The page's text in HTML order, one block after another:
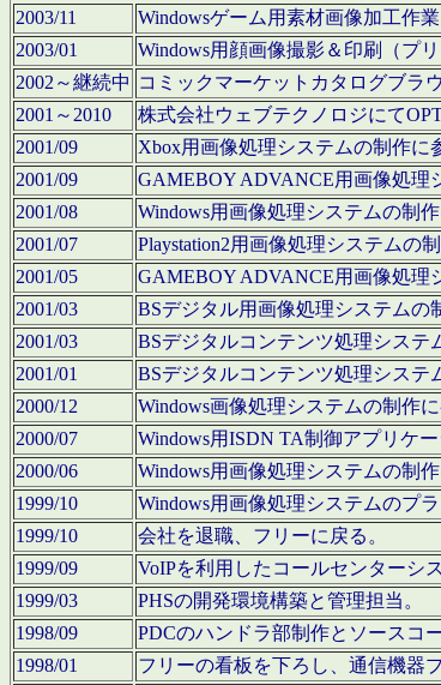
2003/11
Windowsゲーム用素材画像加工作業
2003/01
Windows用顔画像撮影＆印刷（プ
2002～継続中 コミックマーケットカタログブラ
2001～2010
株式会社ウェブテクノロジにて
2001/09
Xbox用画像処理システムの制作に
2001/09
GAMEBOY ADVANCE用画像処理
2001/08
Windows用画像処理システムの制
2001/07
Playstation2用画像処理システムの
2001/05
GAMEBOY ADVANCE用画像処理
2001/03
BSデジタル用画像処理システムの
2001/03
BSデジタルコンテンツ処理システ
2001/01
BSデジタルコンテンツ処理システ
2000/12
Windows画像処理システムの制作
2000/07
Windows用ISDN TA制御アプリケー
2000/06
Windows用画像処理システムの制
1999/10
Windows用画像処理システムのプラ
1999/10
会社を退職、フリーに戻る。
1999/09
VoIPを利用したコールセンターシ
1999/03
PHSの開発環境構築と管理担当。
1998/09
PDCのハンドラ部制作とソースコ
1998/01
フリーの看板を下ろし、通信機器